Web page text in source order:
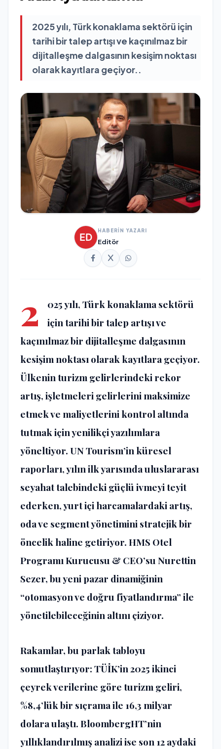
2025 yılı, Türk konaklama sektörü için
tarihi bir talep artışı ve kaçınılmaz bir
dijitalleşme dalgasının kesişim noktası
olarak kayıtlara geçiyor..
HABERİN YAZARI
Editör
2 025 yılı, Türk konaklama sektörü
için tarihi bir talep artışıve
kaçınılmaz bir dijitalleşme dalgasının
kesişim noktası olarak kayıtlara geçiyor.
Ülkenin turizm gelirlerindeki rekor
artış, işletmeleri gelirlerini maksimize
etmek ve maliyetlerini kontrol altında
tutmak için yenilikçi yazılımlara
yöneltiyor. UN Tourism’in küresel
raporları, yılın ilk yarısında uluslararası
seyahat talebindeki güçlü ivmeyi teyit
ederken, yurt içi harcamalardaki artış,
oda ve segment yönetimini stratejik bir
öncelik haline getiriyor. HMS Otel
ProgramıKurucusu & CEO’su Nurettin
Sezer, bu yeni pazar dinamiğinin
“otomasyon ve doğru fiyatlandırma” ile
yönetilebileceğinin altını çiziyor.
Rakamlar, bu parlak tabloyu
somutlaştırıyor: TÜİK’in 2025 ikinci
çeyrek verilerine göre turizm geliri,
%8,4’lük bir sıçrama ile 16,3 milyar
dolara ulaştı. BloombergHT’nin
yıllıklandırılmışanalizi ise son 12 aydaki